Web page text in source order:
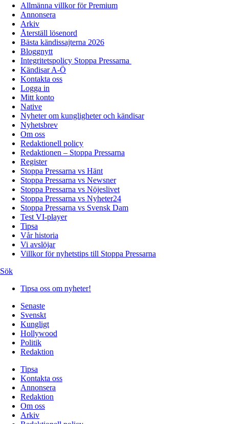
Allmänna villkor för Premium
Annonsera
Arkiv
Återställ lösenord
Bästa kändissajterna 2026
Bloggnytt
Integritetspolicy Stoppa Pressarna
Kändisar A-Ö
Kontakta oss
Logga in
Mitt konto
Native
Nyheter om kungligheter och kändisar
Nyhetsbrev
Om oss
Redaktionell policy
Redaktionen – Stoppa Pressarna
Register
Stoppa Pressarna vs Hänt
Stoppa Pressarna vs Newsner
Stoppa Pressarna vs Nöjeslivet
Stoppa Pressarna vs Nyheter24
Stoppa Pressarna vs Svensk Dam
Test VI-player
Tipsa
Vår historia
Vi avslöjar
Villkor för nyhetstips till Stoppa Pressarna
Sök
Tipsa oss om nyheter!
Senaste
Svenskt
Kungligt
Hollywood
Politik
Redaktion
Tipsa
Kontakta oss
Annonsera
Redaktion
Om oss
Arkiv